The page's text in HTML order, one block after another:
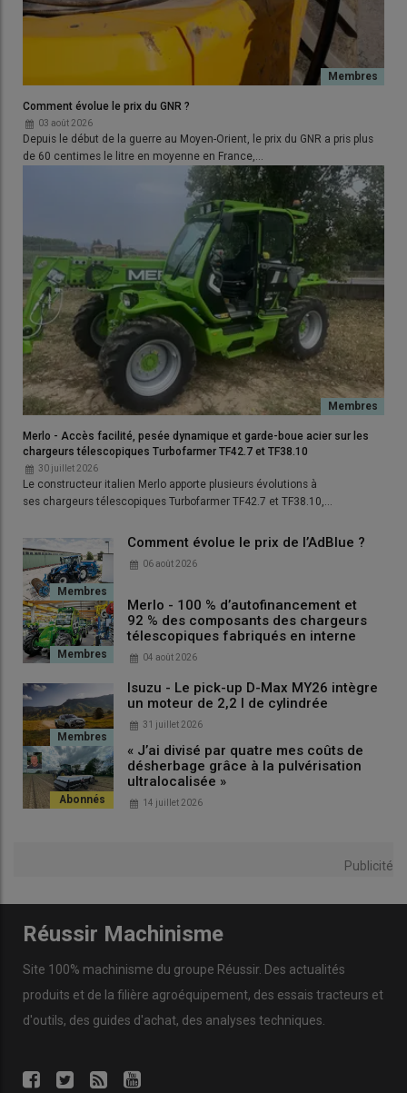
P.L.C. - Une interface d’attelage pour
faciliter la logistique de cour
Agri Import Direct importe les épandeurs
de fumier Unia
L'épandeur de fumier Unia Tytan 24 V dispose d'une caisse de
D. Laisney
Importé et distribué en direct par la jeune société
françaiseAgri Import Direct, le constructeurUniaest présent
sur le salon avec l’ épandeur de fumier Tytan 24 V, en
attendant l’arrivée progressive d’autres familles de
Lire aussi :
présentation en France de l’épandeur Unia Tytan
24 V
presses à balles rondes V452R et V462R
Comment évolue le prix du GNR ?
03 août 2026
Depuis le début de la guerre au Moyen-Orient, le prix du GNR a pris plus
de 60 centimes le litre en moyenne en France,…
Merlo - Accès facilité, pesée dynamique et garde-boue acier sur les
chargeurs télescopiques Turbofarmer TF42.7 et TF38.10
30 juillet 2026
Le constructeur italien Merlo apporte plusieurs évolutions à
ses chargeurs télescopiques Turbofarmer TF42.7 et TF38.10,…
Comment évolue le prix de l’AdBlue ?
06 août 2026
Merlo - 100 % d’autofinancement et
92 % des composants des chargeurs
télescopiques fabriqués en interne
04 août 2026
Isuzu - Le pick-up D-Max MY26 intègre
un moteur de 2,2 l de cylindrée
31 juillet 2026
« J’ai divisé par quatre mes coûts de
désherbage grâce à la pulvérisation
ultralocalisée »
14 juillet 2026
Publicité
Réussir Machinisme
Site 100% machinisme du groupe Réussir. Des actualités
produits et de la filière agroéquipement, des essais tracteurs et
d'outils, des guides d'achat, des analyses techniques.